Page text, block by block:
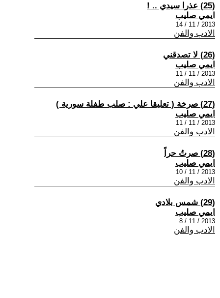
(25) عذرا سيدي .. !
ايمي صليب
2013 / 11 / 14
الادب والفن
(26) لا تصدقني
ايمي صليب
2013 / 11 / 11
الادب والفن
(27) صرخة ( تعليقا علي : صلب طفلة سورية )
ايمي صليب
2013 / 11 / 11
الادب والفن
(28) صرتُ حراً
ايمي صليب
2013 / 11 / 10
الادب والفن
(29) شمس بلادي
ايمي صليب
2013 / 11 / 8
الادب والفن